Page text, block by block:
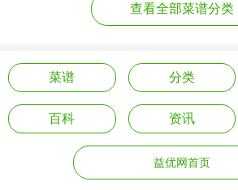
查看全部菜谱分类
菜谱 分类
百科 资讯
益优网首页